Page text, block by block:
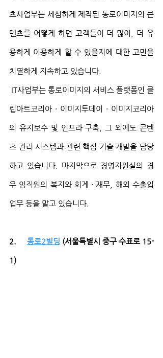
츠사업부는 세심하게 제작된 통로이미지의 콘
텐츠를 어떻게 하면 고객들이 더 많이, 더 유
용하게 이용하게 할 수 있을지에 대한 고민을
치열하게 지속하고 있습니다.
립아트코리아 · 이미지투데이 · 이미지코리아
의 유지보수 및 인프라 구축, 그 외에도 콘텐
츠 관리 시스템과 관련 핵심 기술 개발을 담당
하고 있습니다. 마지막으로 경영지원실의 경
우 임직원의 복지와 회계 · 재무, 해외 수출입
업무 등을 맡고 있습니다.
2. 통로2빌딩 (서울특별시 중구 수표로 15-
1)